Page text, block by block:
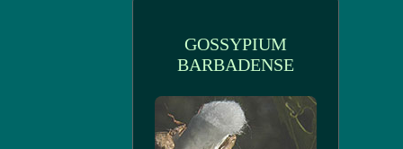
GOSSYPIUM
BARBADENSE